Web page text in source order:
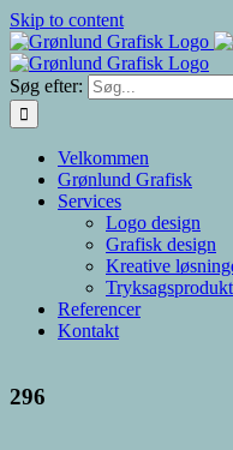
Skip to content
Søg efter:
Velkommen
Grønlund Grafisk
Services
Logo design
Grafisk design
Kreative
Referencer
Kontakt
296